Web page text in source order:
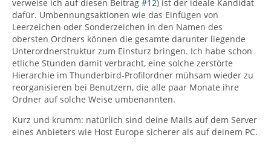
verweise ich auf diesen Beitrag #12) ist der ideale Kandidat
dafür. Umbennungsaktionen wie das Einfügen von
Leerzeichen oder Sonderzeichen in den Namen des
obersten Ordners können die gesamte darunter liegende
Unterordnerstruktur zum Einsturz bringen. Ich habe schon
etliche Stunden damit verbracht, eine solche zerstörte
Hierarchie im Thunderbird-Profilordner mühsam wieder zu
reorganisieren bei Benutzern, die alle paar Monate ihre
Ordner auf solche Weise umbenannten.
Kurz und krumm: natürlich sind deine Mails auf dem Server
eines Anbieters wie Host Europe sicherer als auf deinem PC.